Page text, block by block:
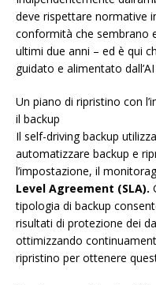
deve rispettare normative
conformità che sembrano
ultimi due anni – ed è qui
guidato e alimentato
Un piano di ripristino con
il backup
Il self-driving backup
automatizzare backup e
l’impostazione, il
Level Agreement (SLA).
tipologia di backup
risultati di protezione dei
ottimizzando
ripristino per ottenere